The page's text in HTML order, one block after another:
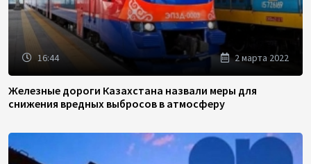
16:44 2 марта 2022
Железные дороги Казахстана назвали меры для
снижения вредных выбросов в атмосферу